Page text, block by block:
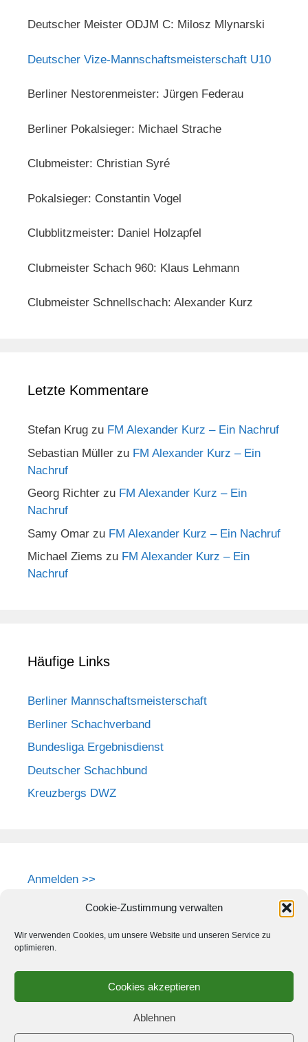
Cookie-Zustimmung verwalten
Wir verwenden Cookies, um unsere Website und unseren Service zu
optimieren.
Cookies akzeptieren
Ablehnen
Deutscher Meister ODJM C: Milosz Mlynarski
Deutscher Vize-Mannschaftsmeisterschaft U10
Berliner Nestorenmeister: Jürgen Federau
Berliner Pokalsieger: Michael Strache
Clubmeister: Christian Syré
Pokalsieger: Constantin Vogel
Clubblitzmeister: Daniel Holzapfel
Clubmeister Schach 960: Klaus Lehmann
Clubmeister Schnellschach: Alexander Kurz
Letzte Kommentare
Stefan Krug zu FM Alexander Kurz – Ein Nachruf
Sebastian Müller zu FM Alexander Kurz – Ein
Nachruf
Georg Richter zu FM Alexander Kurz – Ein
Nachruf
Samy Omar zu FM Alexander Kurz – Ein Nachruf
Michael Ziems zu FM Alexander Kurz – Ein
Nachruf
Häufige Links
Berliner Mannschaftsmeisterschaft
Berliner Schachverband
Bundesliga Ergebnisdienst
Deutscher Schachbund
Kreuzbergs DWZ
Anmelden >>